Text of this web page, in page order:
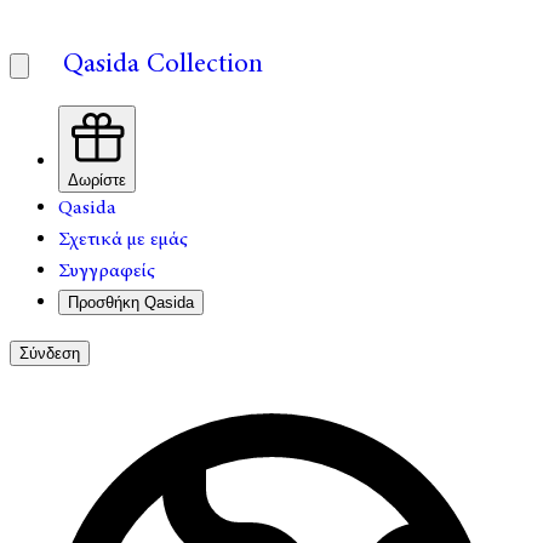
Qasida Collection
Δωρίστε
Qasida
Σχετικά με εμάς
Συγγραφείς
Προσθήκη Qasida
Σύνδεση